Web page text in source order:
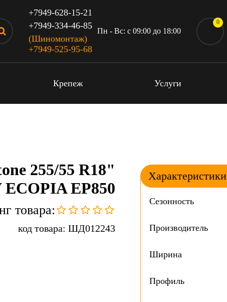
+7949-628-15-21
+7949-334-46-85
(Шиномонтаж)
+7949-525-95-68
Пн - Вс: c 09:00 до 18:00
0
Крепеж Услуги
255/55 R18"
ECOPIA EP850
товара:
код товара: ШД012243
Характеристики
Сезонность
Производитель
Ширина
Профиль